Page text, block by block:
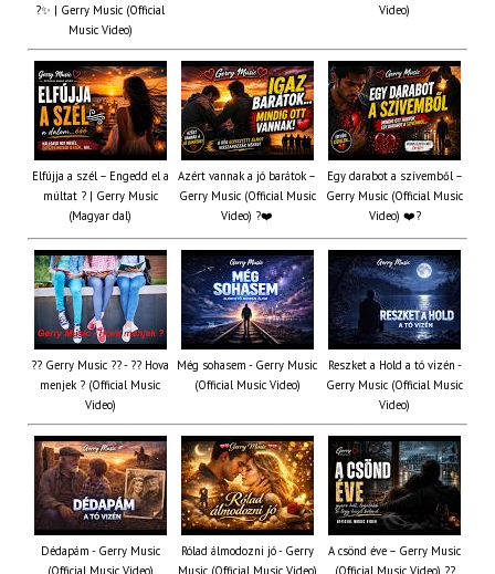
?✨ | Gerry Music (Official
Music Video)
Video)
Elfújja a szél – Engedd el a
múltat ? | Gerry Music
(Magyar dal)
Azért vannak a jó barátok –
Gerry Music (Official Music
Video) ?❤️
Egy darabot a szívemből –
Gerry Music (Official Music
Video) ❤️?
?? Gerry Music ?? - ?? Hova
menjek ? (Official Music
Video)
Még sohasem - Gerry Music
(Official Music Video)
Reszket a Hold a tó vizén -
Gerry Music (Official Music
Video)
Dédapám - Gerry Music
Rólad álmodozni jó - Gerry
A csönd éve – Gerry Music